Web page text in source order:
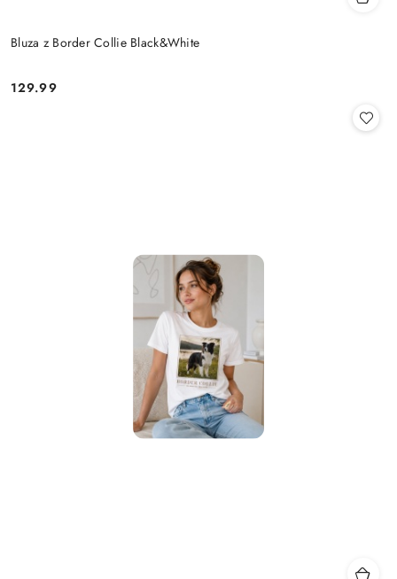
Bluza z Border Collie Black&White
Cena:
129.99